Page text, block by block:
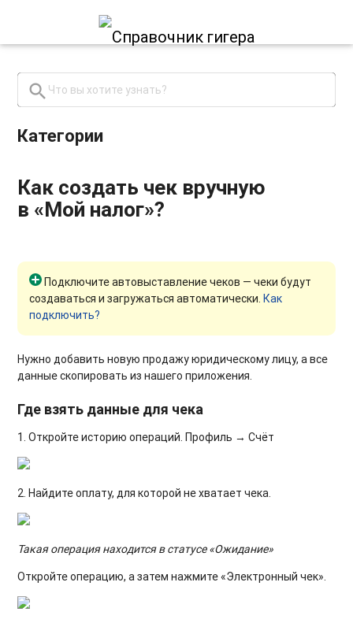
search
Категории
Как создать чек вручную
в «Мой налог»?
Подключите автовыставление чеков — чеки будут
создаваться и загружаться автоматически.Как
подключить?
Нужно добавить новую продажу юридическому лицу, а все
данные скопировать из нашего приложения.
Где взять данные для чека
1. Откройте историю операций. Профиль → Счёт
2. Найдите оплату, для которой не хватает чека.
Такая операция находится в статусе «Ожидание»
Откройте операцию, а затем нажмите «Электронный чек».